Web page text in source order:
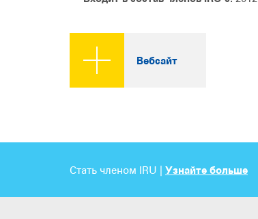
Вебсайт
Стать членом IRU | Узнайте больше